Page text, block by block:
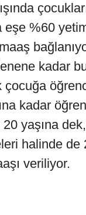
eşe %60
kadar
kadar
yaşına
halinde de
veriliyor.